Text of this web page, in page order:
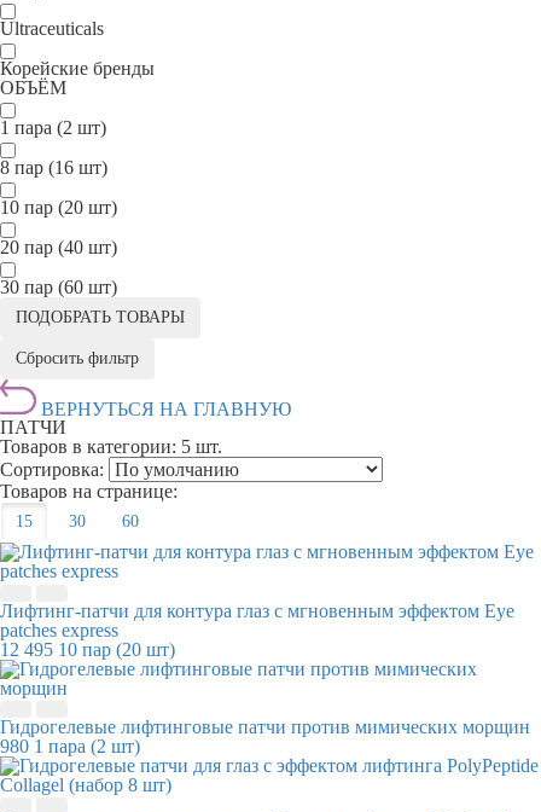
Ultraceuticals
Корейские бренды
ОБЪЁМ
1 пара (2 шт)
8 пар (16 шт)
10 пар (20 шт)
20 пар (40 шт)
30 пар (60 шт)
ПОДОБРАТЬ ТОВАРЫ
Сбросить фильтр
ВЕРНУТЬСЯ НА ГЛАВНУЮ
ПАТЧИ
Товаров в категории: 5 шт.
Сортировка:
Товаров на странице:
15 30 60
Лифтинг-патчи для контура глаз с мгновенным эффектом Eye
patches express
12 495 10 пар (20 шт)
Гидрогелевые лифтинговые патчи против мимических морщин
980 1 пара (2 шт)